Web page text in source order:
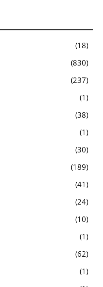
18
830
237
1
38
1
30
189
41
24
10
1
62
1